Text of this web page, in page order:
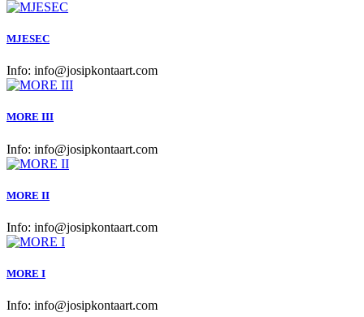
MJESEC
Info: info@josipkontaart.com
MORE III
Info: info@josipkontaart.com
MORE II
Info: info@josipkontaart.com
MORE I
Info: info@josipkontaart.com